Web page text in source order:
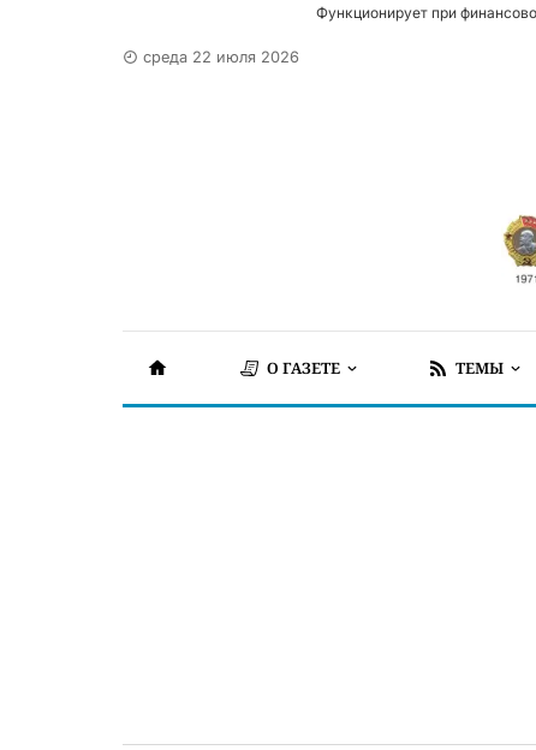
Функционирует при
среда 22 июля 2026
О ГАЗЕТЕ ТЕМЫ